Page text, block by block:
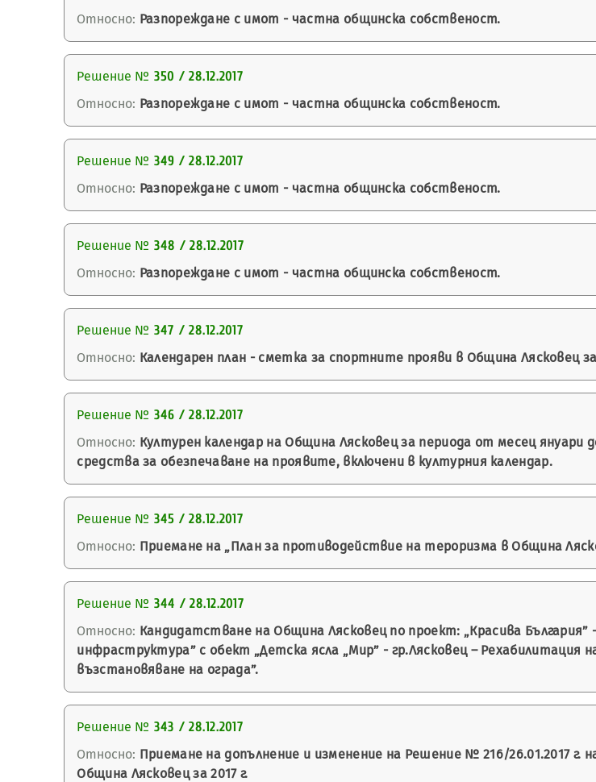
Относно: Разпореждане с имот - частна общинска собственост.
Решение № 350 / 28.12.2017
Относно: Разпореждане с имот - частна общинска собственост.
Решение № 349 / 28.12.2017
Относно: Разпореждане с имот - частна общинска собственост.
Решение № 348 / 28.12.2017
Относно: Разпореждане с имот - частна общинска собственост.
Решение № 347 / 28.12.2017
Относно: Календарен план - сметка за спортните прояви в Община Лясковец
Решение № 346 / 28.12.2017
Относно: Културен календар на Община Лясковец за периода от месец
средства за обезпечаване на проявите, включени в културния календар.
Решение № 345 / 28.12.2017
Относно: Приемане на „План за противодействие на тероризма в Община
Решение № 344 / 28.12.2017
Относно: Кандидатстване на Община Лясковец по проект: „Красива
инфраструктура” с обект „Детска ясла „Мир” - гр.Лясковец – Рехабилитация
възстановяване на ограда”.
Решение № 343 / 28.12.2017
Относно: Приемане на допълнение и изменение на Решение № 216/26.01.2017
Община Лясковец за 2017 г.